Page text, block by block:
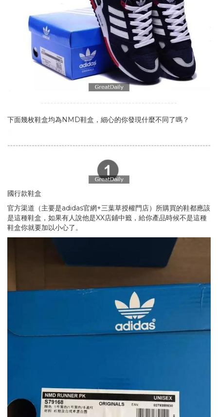
下面幾枚鞋盒均為NMD鞋盒，細心的你發現什麼不同了嗎？
國行款鞋盒
官方渠道（主要是adidas官網+三葉草授權門店）所購買的鞋都應該
是這種鞋盒，如果有人說他是XX店鋪中籤，給你產品時候不是這種
鞋盒你就要加以小心了。